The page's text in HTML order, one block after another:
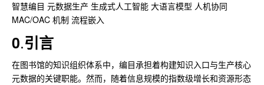
智慧编目 元数据生产 生成式人工智能 大语言模型 人机协同
MAC/OAC 机制 流程嵌入
0.引言
在图书馆的知识组织体系中，编目承担着构建知识入口与生产核心
元数据的关键职能。然而，随着信息规模的指数级增长和资源形态